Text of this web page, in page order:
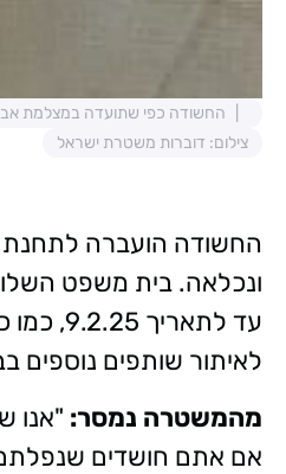
החשודה כפי שתועדה במצלמת
צילום: דוברות משטרת ישראל
החשודה הועברה
ונכלאה. בית משפט
עד
לאיתור שותפים נוספים
מהמשטרה נמסר: "אנו
אם אתם חושדים שנפלתם